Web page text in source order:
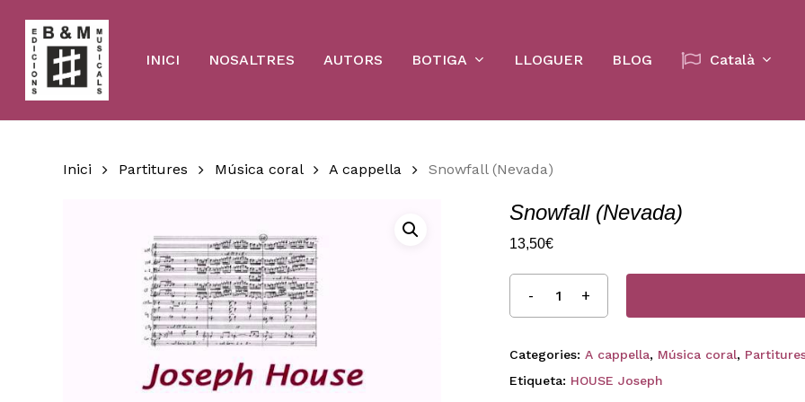
main
content
INICI NOSALTRES AUTORS BOTIGA LLOGUER BLOG Català
Inici Partitures Música coral A cappella Snowfall (Nevada)
Snowfall (Nevada)
13,50€
Categories: A cappella, Música coral,
Etiqueta: HOUSE Joseph